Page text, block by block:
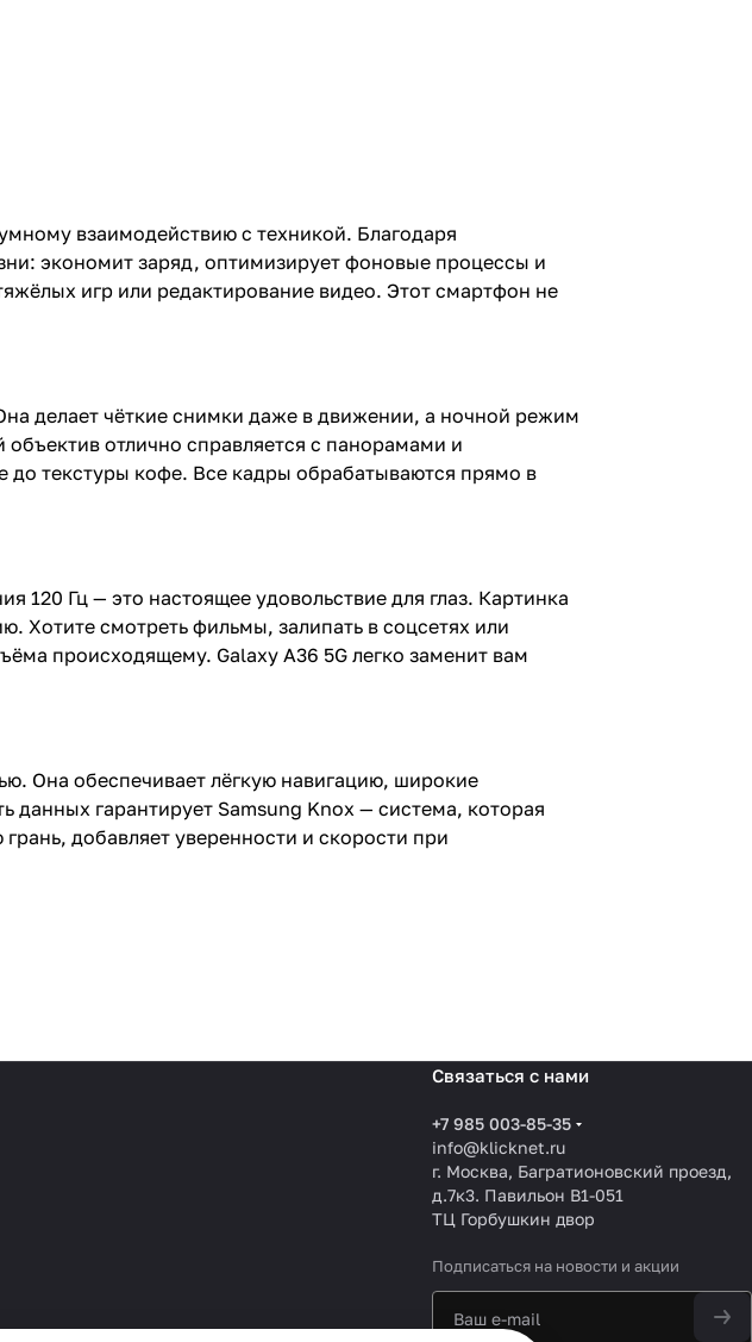
взаимодействию с техникой. Благодаря
экономит заряд, оптимизирует фоновые процессы и
игр или редактирование видео. Этот смартфон не
делает чёткие снимки даже в движении, а ночной режим
отлично справляется с панорамами и
до текстуры кофе. Все кадры обрабатываются прямо в
120 Гц — это настоящее удовольствие для глаз. Картинка
Хотите смотреть фильмы, залипать в соцсетях или
происходящему. Galaxy A36 5G легко заменит вам
Она обеспечивает лёгкую навигацию, широкие
гарантирует Samsung Knox — система, которая
добавляет уверенности и скорости при
Связаться с нами
+7 985 003-85-35
info@klicknet.ru
г. Москва, Багратионовский проезд,
д.7к3. Павильон B1-051
ТЦ Горбушкин двор
Подписаться на новости и акции